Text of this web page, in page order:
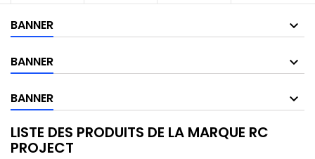
BANNER
BANNER
BANNER
LISTE DES PRODUITS DE LA MARQUE RC
PROJECT